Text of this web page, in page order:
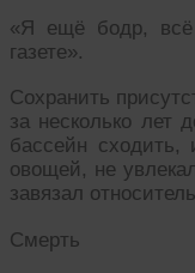
«Я ещё бодр, всё
газете».
Сохранить
за несколько лет
бассейн
овощей, не
завязал
Смерть